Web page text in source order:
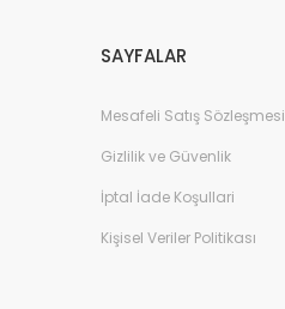
SAYFALAR
Mesafeli Satış Sözleşmesi
Gizlilik ve Güvenlik
İptal İade Koşullari
Kişisel Veriler Politikası